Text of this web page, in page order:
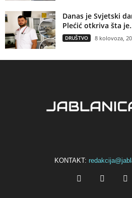
Danas je Svjetski
Plećić otkriva šta
DRUŠTVO 8 kolovoza,
KONTAKT: